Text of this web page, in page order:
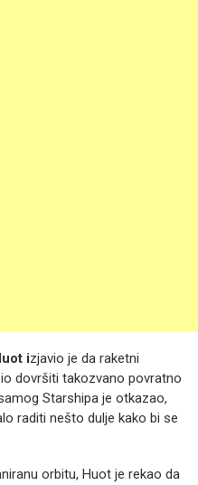
izjavio je da raketni
dovršiti takozvano povratno
Starshipa je otkazao,
raditi nešto dulje kako bi se
orbitu, Huot je rekao da